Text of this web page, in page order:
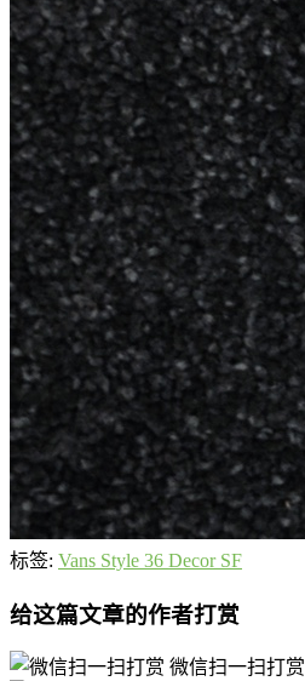
标签: Vans Style 36 Decor SF
给这篇文章的作者打赏
微信扫一扫打赏